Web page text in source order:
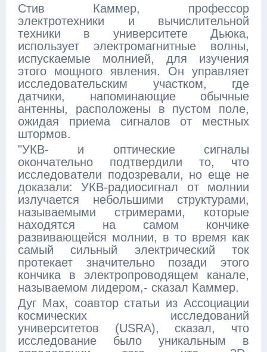
Стив Каммер, профессор
электротехники и вычислительной
техники в университете Дьюка,
использует электромагнитные волны,
испускаемые молнией, для изучения
этого мощного явления. Он управляет
исследовательским участком, где
датчики, напоминающие обычные
антенны, расположены в пустом поле,
ожидая приема сигналов от местных
штормов.
"УКВ- и оптические сигналы
окончательно подтвердили то, что
исследователи подозревали, но еще не
доказали: УКВ-радиосигнал от молнии
излучается небольшими структурами,
называемыми стримерами, которые
находятся на самом кончике
развивающейся молнии, в то время как
самый сильный электрический ток
протекает значительно позади этого
кончика в электропроводящем канале,
называемом лидером,- сказал Каммер.
Дуг Мах, соавтор статьи из Ассоциации
космических исследований
университетов (USRA), сказал, что
исследование было уникальным в